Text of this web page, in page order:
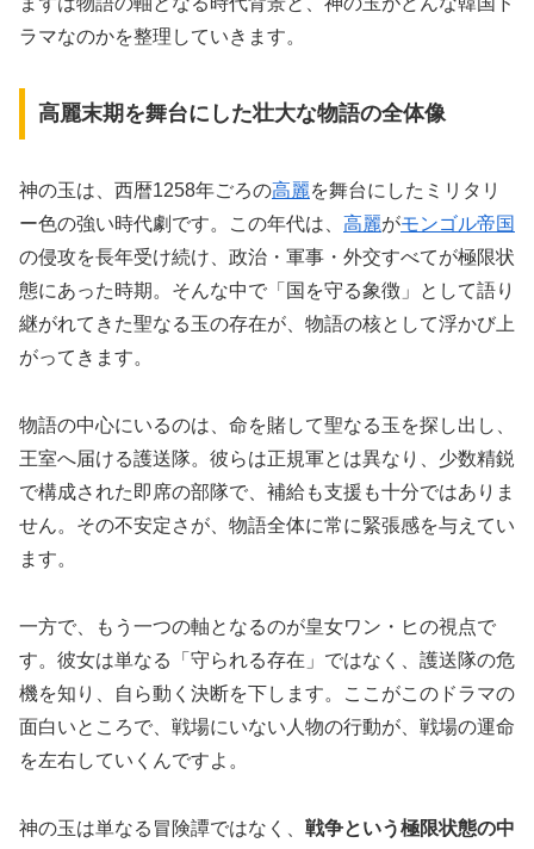
ラマなのかを整理していきます。
高麗末期を舞台にした壮大な物語の全体像
神の玉は、西暦1258年ごろの高麗を舞台にしたミリタリ
ー色の強い時代劇です。この年代は、 高麗がモンゴル帝国
の侵攻を長年受け続け、政治・軍事・外交すべてが極限状
態にあった時期。そんな中で「国を守る象徴」として語り
継がれてきた聖なる玉の存在が、物語の核として浮かび上
がってきます。
物語の中心にいるのは、命を賭して聖なる玉を探し出し、
王室へ届ける護送隊。彼らは正規軍とは異なり、少数精鋭
で構成された即席の部隊で、補給も支援も十分ではありま
せん。その不安定さが、物語全体に常に緊張感を与えてい
ます。
一方で、もう一つの軸となるのが皇女ワン・ヒの視点で
す。彼女は単なる「守られる存在」ではなく、護送隊の危
機を知り、自ら動く決断を下します。ここがこのドラマの
面白いところで、戦場にいない人物の行動が、戦場の運命
を左右していくんですよ。
神の玉は単なる冒険譚ではなく、 戦争という極限状態の中